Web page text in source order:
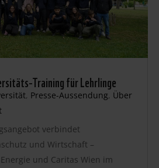
Training für Lehrlinge
, Presse-Aussendung, Über
verbindet
und Wirtschaft –
und Caritas Wien im